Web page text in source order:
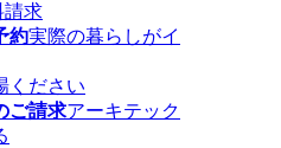
請求
約実際の暮らしがイ
ください
ご請求アーキテック